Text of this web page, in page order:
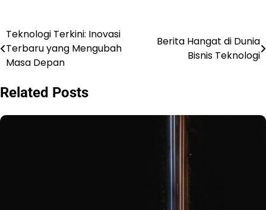
Post
navigation
Teknologi Terkini: Inovasi
Terbaru yang Mengubah
Masa Depan
Berita Hangat di Dunia
Bisnis Teknologi
Related Posts